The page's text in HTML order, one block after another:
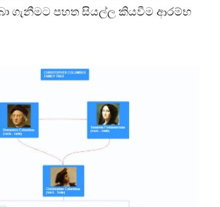
ගැනීමට පහත සියල්ල කියවීම ආරම්භ